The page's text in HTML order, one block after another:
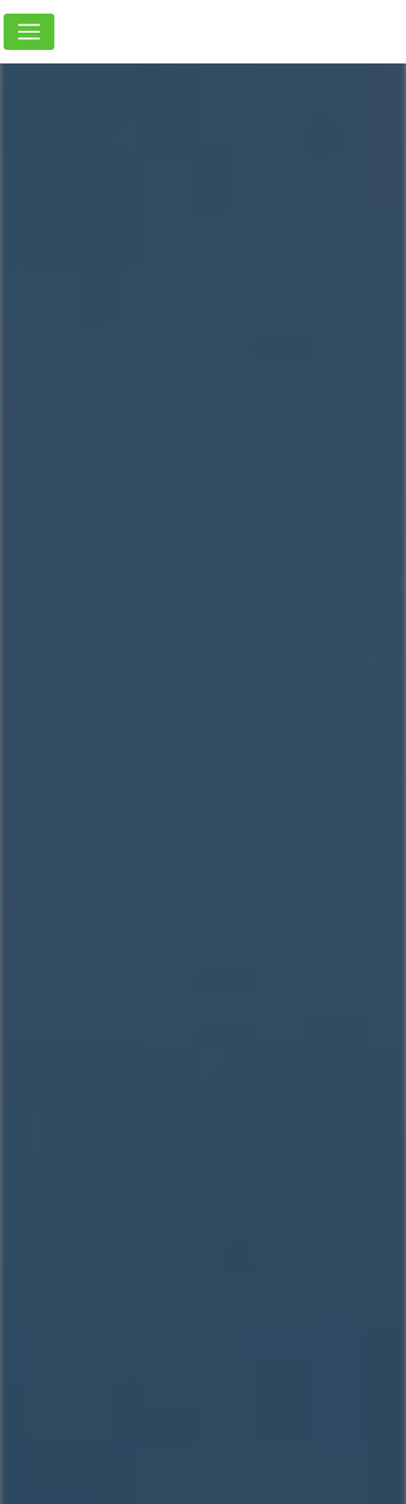
Panneau de gestion des cookies